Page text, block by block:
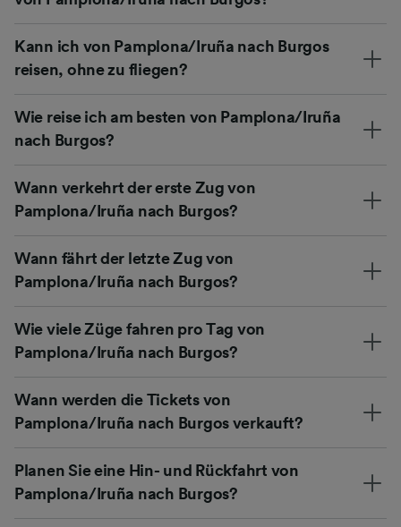
Kann ich von Pamplona/Iruña nach Burgos
reisen, ohne zu fliegen?
Wie reise ich am besten von Pamplona/Iruña
nach Burgos?
Wann verkehrt der erste Zug von
Pamplona/Iruña nach Burgos?
Wann fährt der letzte Zug von
Pamplona/Iruña nach Burgos?
Wie viele Züge fahren pro Tag von
Pamplona/Iruña nach Burgos?
Wann werden die Tickets von
Pamplona/Iruña nach Burgos verkauft?
Planen Sie eine Hin- und Rückfahrt von
Pamplona/Iruña nach Burgos?